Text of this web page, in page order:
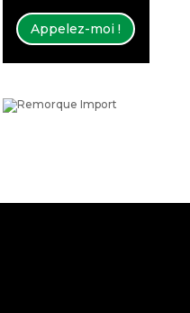
Appelez-moi !